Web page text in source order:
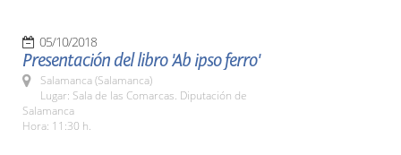
05/10/2018
Presentación del libro 'Ab ipso ferro'
Salamanca (Salamanca)
Lugar: Sala de las Comarcas. Diputación de
Salamanca
Hora: 11:30 h.